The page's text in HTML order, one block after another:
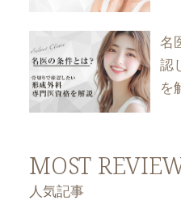
名
認
を
MOST
人気記事